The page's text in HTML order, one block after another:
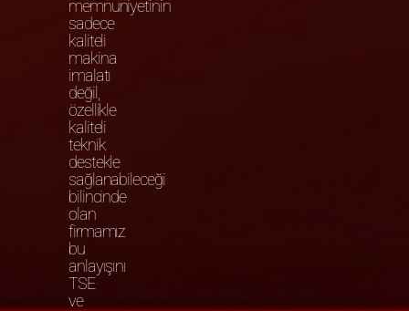
memnuniyetinin
sadece
kaliteli
makina
imalatı
değil,
özellikle
kaliteli
teknik
destekle
sağlanabileceği
bilincinde
olan
firmamız
bu
anlayışını
TSE
ve